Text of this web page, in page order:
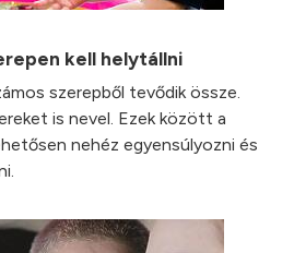
kell helytállni
szerepből tevődik össze.
is nevel. Ezek között a
nehéz egyensúlyozni és